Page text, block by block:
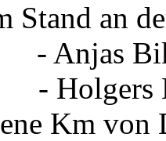
Stand an
- Anjas
-
Km von